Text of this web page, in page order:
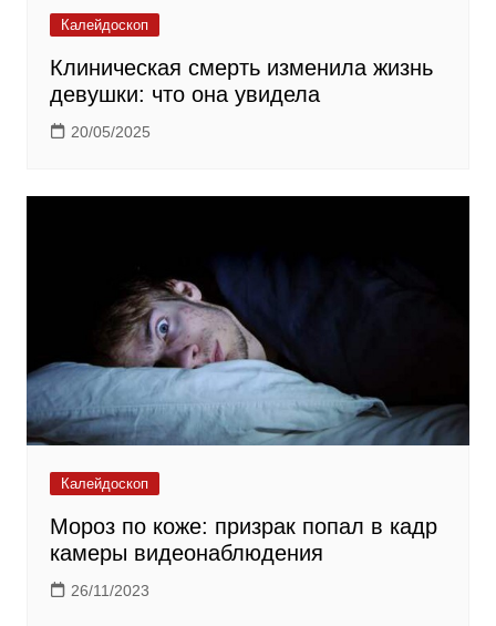
Калейдоскоп
Клиническая смерть изменила жизнь
девушки: что она увидела
20/05/2025
Калейдоскоп
Мороз по коже: призрак попал в кадр
камеры видеонаблюдения
26/11/2023